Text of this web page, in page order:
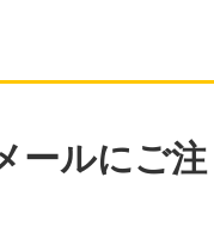
ールにご注